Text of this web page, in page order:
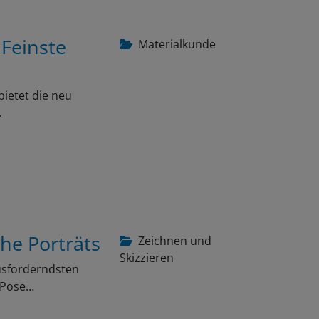
Materialkunde
die neu
Zeichnen und
Skizzieren
Porträts